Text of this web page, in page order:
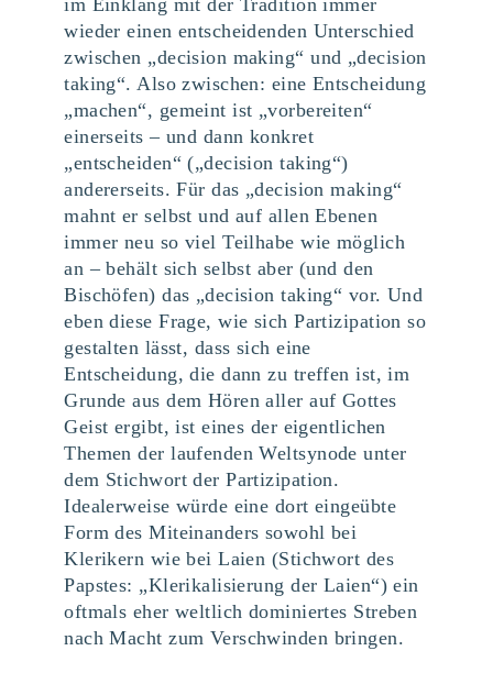
im Einklang mit der Tradition immer
wieder einen entscheidenden Unterschied
zwischen „decision making“ und „decision
taking“. Also zwischen: eine Entscheidung
„machen“, gemeint ist „vorbereiten“
einerseits – und dann konkret
„entscheiden“ („decision taking“)
andererseits. Für das „decision making“
mahnt er selbst und auf allen Ebenen
immer neu so viel Teilhabe wie möglich
an – behält sich selbst aber (und den
Bischöfen) das „decision taking“ vor. Und
eben diese Frage, wie sich Partizipation so
gestalten lässt, dass sich eine
Entscheidung, die dann zu treffen ist, im
Grunde aus dem Hören aller auf Gottes
Geist ergibt, ist eines der eigentlichen
Themen der laufenden Weltsynode unter
dem Stichwort der Partizipation.
Idealerweise würde eine dort eingeübte
Form des Miteinanders sowohl bei
Klerikern wie bei Laien (Stichwort des
Papstes: „Klerikalisierung der Laien“) ein
oftmals eher weltlich dominiertes Streben
nach Macht zum Verschwinden bringen.